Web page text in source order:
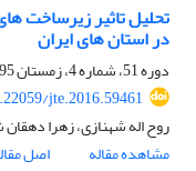
تحلیل تاثیر زیرساخت
در استان ‏های ایران
دوره 51، شماره 4، زمستان 1395، صفحه
jte.2016.59461
روح اله شهنازی، زهرا
مشاهده مقاله
اصل